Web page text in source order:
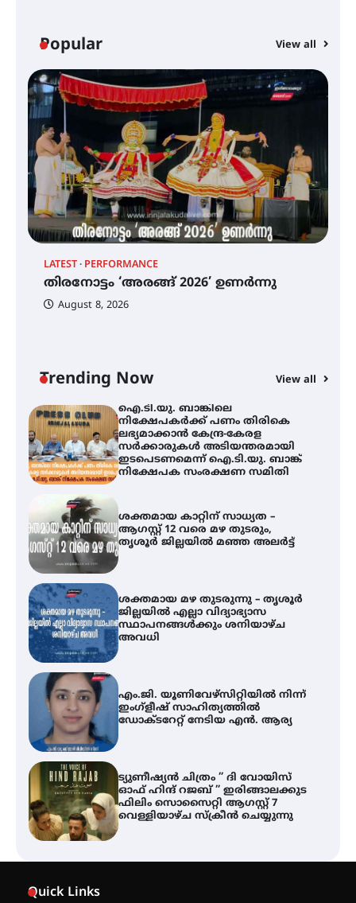
Popular View all
LATEST PERFORMANCE
തിരനോട്ടം ‘അരങ്ങ് 2026’ ഉണർന്നു
August 8, 2026
Trending Now View all
എം.ജി. യൂണിവേഴ്‌സിറ്റിയിൽ നിന്ന്
ഇംഗ്ളീഷ് സാഹിത്യത്തിൽ
ഡോക്ടറേറ്റ് നേടിയ എൻ. ആര്യ
ട്യുണീഷ്യൻ ചിത്രം ” ദി വോയിസ്
ഓഫ് ഹിന്ദ് റജബ് ” ഇരിങ്ങാലക്കുട
ഫിലിം സൊസൈറ്റി ആഗസ്റ്റ് 7
വെള്ളിയാഴ്ച സ്‌ക്രീൻ ചെയ്യുന്നു
തിരനോട്ടം ‘അരങ്ങ് 2026’ ഉണർന്നു
സർക്കാരുകൾ അടിയന്തരമായി
ഇടപെടണമെന്ന് ഐ.ടി.യു. ബാങ്ക്
ശക്തമായ കാറ്റിന് സാധ്യത –
ആഗസ്റ്റ് 12 വരെ മഴ തുടരും,
തൃശൂർ ജില്ലയിൽ മഞ്ഞ അലർട്ട്
ശക്തമായ മഴ തുടരുന്നു – തൃശൂർ
ജില്ലയിൽ എല്ലാ വിദ്യാഭ്യാസ
സ്ഥാപനങ്ങൾക്കും ശനിയാഴ്ച
അവധി
എം.ജി. യൂണിവേഴ്‌സിറ്റിയിൽ നിന്ന്
ഇംഗ്ളീഷ് സാഹിത്യത്തിൽ
ഡോക്ടറേറ്റ് നേടിയ എൻ. ആര്യ
ട്യുണീഷ്യൻ ചിത്രം ” ദി വോയിസ്
ഓഫ് ഹിന്ദ് റജബ് ” ഇരിങ്ങാലക്കുട
വെള്ളിയാഴ്ച സ്‌ക്രീൻ ചെയ്യുന്നു
തിരനോട്ടം ‘അരങ്ങ് 2026’ ഉണർന്നു
Quick Links